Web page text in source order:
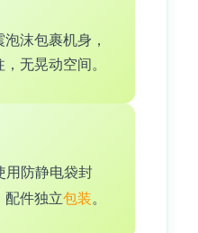
沫包裹机身，
无晃动空间。
用防静电袋封
配件独立包装。